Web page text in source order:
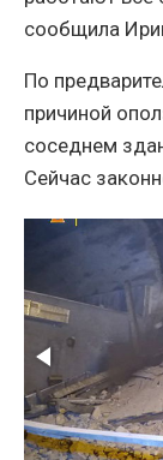
сообщила
По
причиной
соседнем
Сейчас